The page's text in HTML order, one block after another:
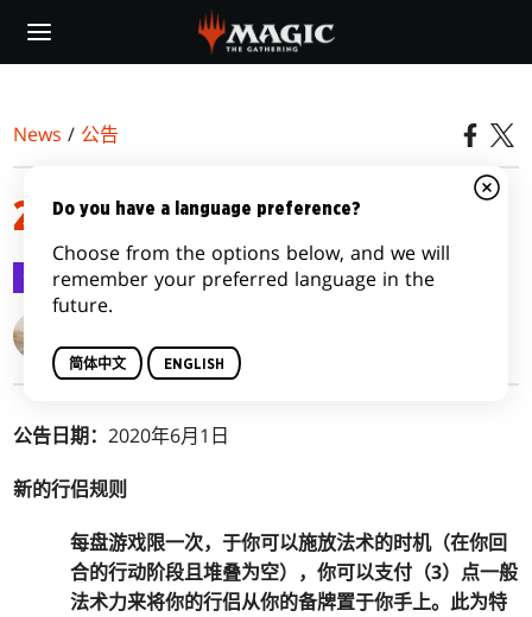
main
News / 公告
2020年6月1日禁限牌公告
公告 2020-06-01
公告日期：2020年6月1日
新的行侣规则
每盘游戏限一次，于你可以施放法术的时机（在你回
合的行动阶段且堆叠为空），你可以支付（3）点一般
法术力来将你的行侣从你的备牌置于你手上。此为特
Do you have a language preference?
Choose from the options below, and we will
remember your preferred language in the
future.
简体中文 ENGLISH